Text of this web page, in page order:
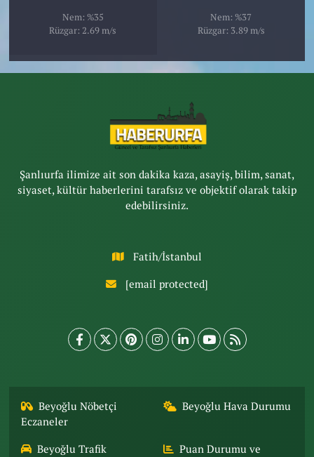
Nem: %35
Rüzgar: 2.69 m/s
Nem: %37
Rüzgar: 3.89 m/s
Şanlıurfa ilimize ait son dakika kaza, asayiş, bilim, sanat,
siyaset, kültür haberlerini tarafsız ve objektif olarak takip
edebilirsiniz.
Fatih/İstanbul
[email protected]
Beyoğlu Nöbetçi
Eczaneler
Beyoğlu Hava Durumu
Beyoğlu Trafik
Puan Durumu ve